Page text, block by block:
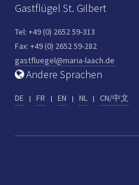
Gastflügel St. Gilbert
Tel: +49 (0) 2652 59-313
Fax: +49 (0) 2652 59-282
gastfluegel@maria-laach.de
Andere Sprachen
DE FR EN NL CN/中文